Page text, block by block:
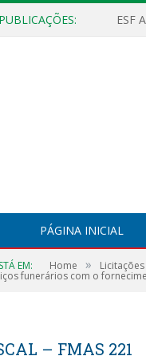
PÁGINA INICIAL
EM: Home » Licitações
funerários com o
– FMAS 221